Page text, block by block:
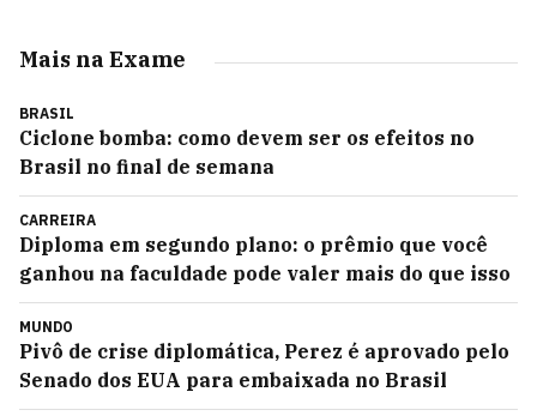
Mais na Exame
BRASIL
Ciclone bomba: como devem ser os efeitos no
Brasil no final de semana
CARREIRA
Diploma em segundo plano: o prêmio que você
ganhou na faculdade pode valer mais do que isso
MUNDO
Pivô de crise diplomática, Perez é aprovado pelo
Senado dos EUA para embaixada no Brasil